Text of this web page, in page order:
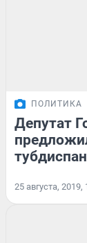
ПОЛИТИКА
Депутат
25 августа, 2019,